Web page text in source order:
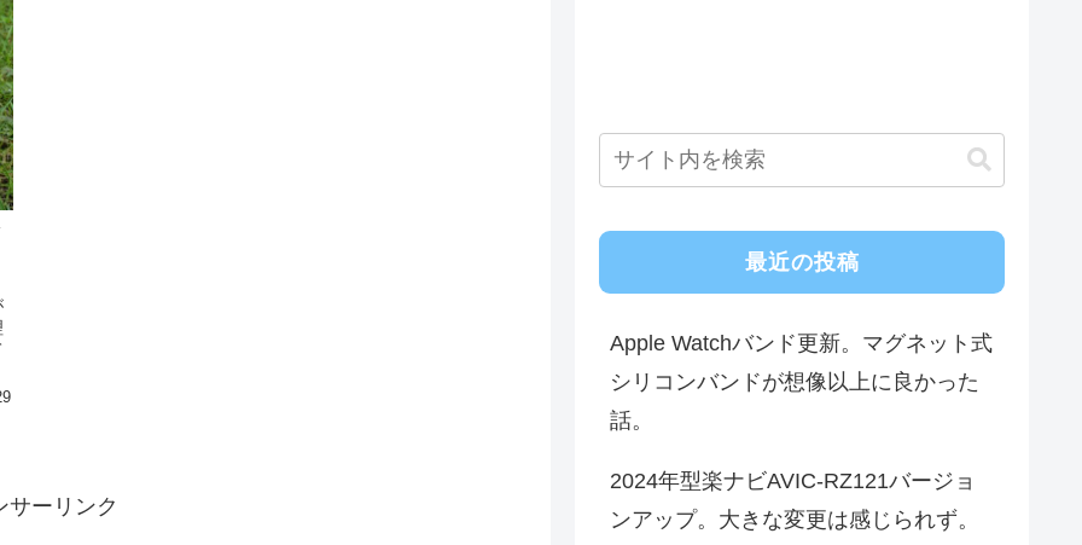
サーリンク
最近の投稿
Apple Watchバンド更新。マグネット式
シリコンバンドが想像以上に良かった
話。
2024年型楽ナビAVIC-RZ121バージョ
ンアップ。大きな変更は感じられず。